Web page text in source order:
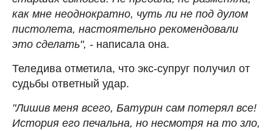
как мне неоднократно, чуть ли не под дулом
пистолета, настоятельно рекомендовали
это сделать", - написала она.
Теледива отметила, что экс-супруг получил от
судьбы ответный удар.
"Лишив меня всего, Батурин сам потерял все!
История его печальна, но несмотря на то зло,